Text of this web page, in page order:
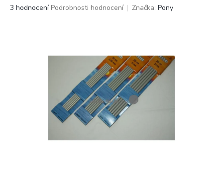
Průměrné
3 hodnocení Podrobnosti hodnocení Značka: Pony